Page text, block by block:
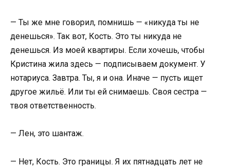
— Ты же мне говорил, помнишь — «никуда ты не
денешься». Так вот, Кость. Это ты никуда не
денешься. Из моей квартиры. Если хочешь, чтобы
Кристина жила здесь — подписываем документ. У
нотариуса. Завтра. Ты, я и она. Иначе — пусть ищет
другое жильё. Или ты ей снимаешь. Своя сестра —
твоя ответственность.
— Лен, это шантаж.
— Нет, Кость. Это границы. Я их пятнадцать лет не